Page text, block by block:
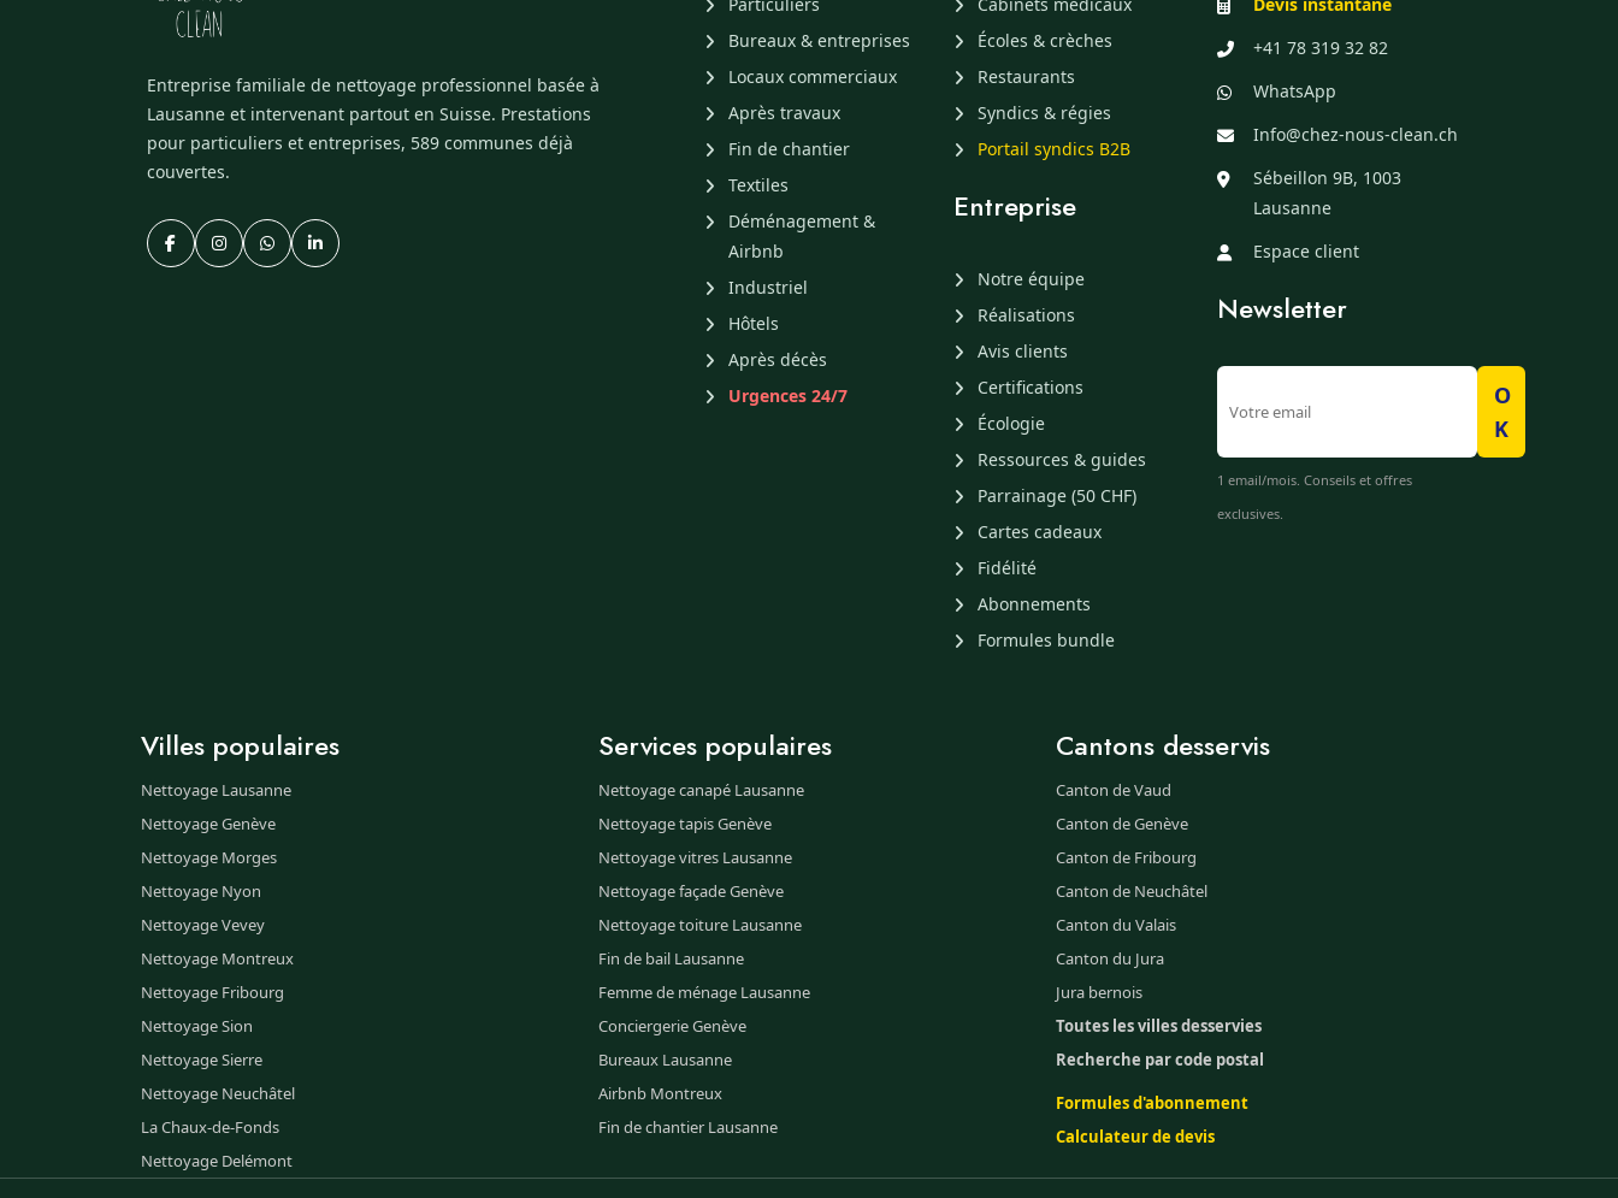
Entreprise familiale de nettoyage professionnel basée à
Lausanne et intervenant partout en Suisse. Prestations
pour particuliers et entreprises, 589 communes déjà
couvertes.
Bureaux & entreprises
Locaux commerciaux
Après travaux
Fin de chantier
Textiles
Déménagement &
Airbnb
Industriel
Hôtels
Après décès
Urgences 24/7
Écoles & crèches
Restaurants
Syndics & régies
Portail syndics B2B
Entreprise
Notre équipe
Réalisations
Avis clients
Certifications
Écologie
Ressources & guides
Parrainage (50 CHF)
Cartes cadeaux
Fidélité
Abonnements
Formules bundle
+41 78 319 32 82
WhatsApp
Info@chez-nous-clean.ch
Sébeillon 9B, 1003
Lausanne
Espace client
Newsletter
O
K
1 email/mois. Conseils et offres
exclusives.
Villes populaires
Nettoyage Lausanne
Nettoyage Genève
Nettoyage Morges
Nettoyage Nyon
Nettoyage Vevey
Nettoyage Montreux
Nettoyage Fribourg
Nettoyage Sion
Nettoyage Sierre
Nettoyage Neuchâtel
La Chaux-de-Fonds
Nettoyage Delémont
Services populaires
Nettoyage canapé Lausanne
Nettoyage tapis Genève
Nettoyage vitres Lausanne
Nettoyage façade Genève
Nettoyage toiture Lausanne
Fin de bail Lausanne
Femme de ménage Lausanne
Conciergerie Genève
Bureaux Lausanne
Airbnb Montreux
Fin de chantier Lausanne
Cantons desservis
Canton de Vaud
Canton de Genève
Canton de Fribourg
Canton de Neuchâtel
Canton du Valais
Canton du Jura
Jura bernois
Toutes les villes desservies
Recherche par code postal
Formules d'abonnement
Calculateur de devis